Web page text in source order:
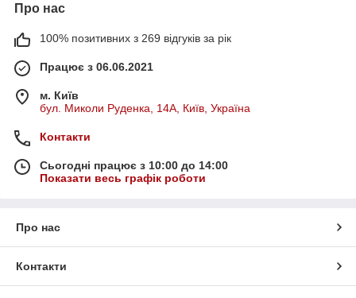
Про нас
100% позитивних з 269 відгуків за рік
Працює з 06.06.2021
м. Київ
бул. Миколи Руденка, 14А, Київ, Україна
Контакти
Сьогодні працює з 10:00 до 14:00
Показати весь графік роботи
Про нас
Контакти